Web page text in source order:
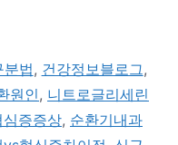
분법, 건강정보블로그,
원인, 니트로글리세린
심증증상, 순환기내과